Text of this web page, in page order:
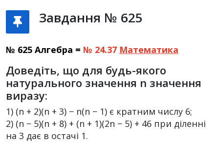
Завдання № 625
№ 625 Алгебра = № 24.37 Математика
Доведіть, що для будь-якого
натурального значення n значення
виразу:
1) (n + 2)(n + 3) − n(n − 1) є кратним числу 6;
2) (n − 5)(n + 8) + (n + 1)(2n − 5) + 46 при діленні
на 3 дає в остачі 1.